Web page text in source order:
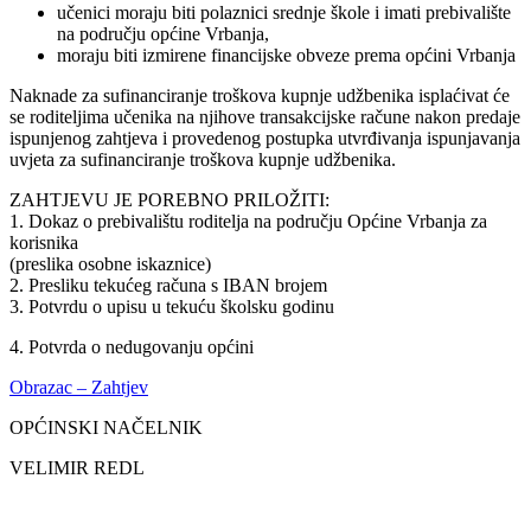
učenici moraju biti polaznici srednje škole i imati prebivalište
na području općine Vrbanja,
moraju biti izmirene financijske obveze prema općini Vrbanja
Naknade za sufinanciranje troškova kupnje udžbenika isplaćivat će
se roditeljima učenika na njihove transakcijske račune nakon predaje
ispunjenog zahtjeva i provedenog postupka utvrđivanja ispunjavanja
uvjeta za sufinanciranje troškova kupnje udžbenika.
ZAHTJEVU JE POREBNO PRILOŽITI:
1. Dokaz o prebivalištu roditelja na području Općine Vrbanja za
korisnika
(preslika osobne iskaznice)
2. Presliku tekućeg računa s IBAN brojem
3. Potvrdu o upisu u tekuću školsku godinu
4. Potvrda o nedugovanju općini
Obrazac – Zahtjev
OPĆINSKI NAČELNIK
VELIMIR REDL